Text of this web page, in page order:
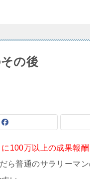
の後
に100万以上の成果報
ら普通のサラリーマ